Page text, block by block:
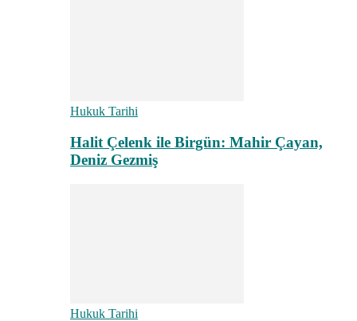
Hukuk Tarihi
Halit Çelenk ile Birgün: Mahir Çayan,
Deniz Gezmiş
Hukuk Tarihi